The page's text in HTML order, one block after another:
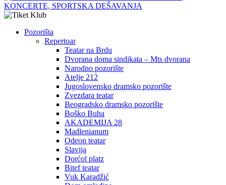
Pozorišta
Repertoar
Teatar na Brdu
Dvorana doma sindikata – Mts dvorana
Narodno pozorište
Atelje 212
Jugoslovensko dramsko pozorište
Zvezdara teatar
Beogradsko dramsko pozorište
Boško Buha
AKADEMIJA 28
Madlenianum
Odeon teatar
Slavija
Dorćol platz
Bitef teatar
Vuk Karadžić